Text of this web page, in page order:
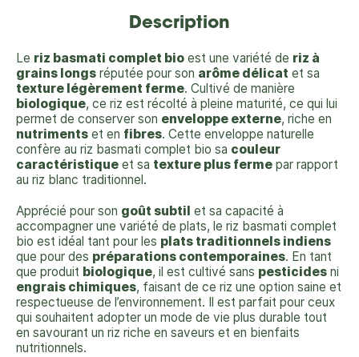
Description
Le riz basmati complet bio est une variété de riz à
grains longs réputée pour son arôme délicat et sa
texture légèrement ferme. Cultivé de manière
biologique, ce riz est récolté à pleine maturité, ce qui lui
permet de conserver son enveloppe externe, riche en
nutriments et en fibres. Cette enveloppe naturelle
confère au riz basmati complet bio sa couleur
caractéristique et sa texture plus ferme par rapport
au riz blanc traditionnel.
Apprécié pour son goût subtil et sa capacité à
accompagner une variété de plats, le riz basmati complet
bio est idéal tant pour les plats traditionnels indiens
que pour des préparations contemporaines. En tant
que produit biologique, il est cultivé sans pesticides ni
engrais chimiques, faisant de ce riz une option saine et
respectueuse de l’environnement. Il est parfait pour ceux
qui souhaitent adopter un mode de vie plus durable tout
en savourant un riz riche en saveurs et en bienfaits
nutritionnels.